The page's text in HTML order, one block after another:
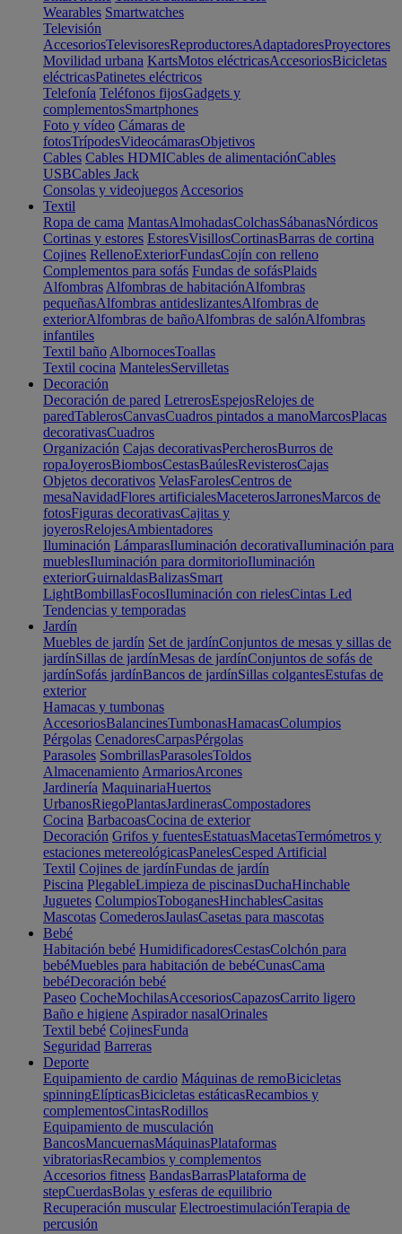
Wearables Smartwatches
Televisión
AccesoriosTelevisoresReproductoresAdaptadoresProyectores
Movilidad urbana KartsMotos eléctricasAccesoriosBicicletas
eléctricasPatinetes eléctricos
Telefonía Teléfonos fijosGadgets y
complementosSmartphones
Foto y vídeo Cámaras de
fotosTrípodesVideocámarasObjetivos
Cables Cables HDMICables de alimentaciónCables
USBCables Jack
Consolas y videojuegos Accesorios
Textil
Ropa de cama MantasAlmohadasColchasSábanasNórdicos
Cortinas y estores EstoresVisillosCortinasBarras de cortina
Cojines RellenoExteriorFundasCojín con relleno
Complementos para sofás Fundas de sofásPlaids
Alfombras Alfombras de habitaciónAlfombras
pequeñasAlfombras antideslizantesAlfombras de
exteriorAlfombras de bañoAlfombras de salónAlfombras
infantiles
Textil baño AlbornocesToallas
Textil cocina MantelesServilletas
Decoración
Decoración de pared LetrerosEspejosRelojes de
paredTablerosCanvasCuadros pintados a manoMarcosPlacas
decorativasCuadros
Organización Cajas decorativasPercherosBurros de
ropaJoyerosBiombosCestasBaúlesRevisterosCajas
Objetos decorativos VelasFarolesCentros de
mesaNavidadFlores artificialesMaceterosJarronesMarcos de
fotosFiguras decorativasCajitas y
joyerosRelojesAmbientadores
Iluminación LámparasIluminación decorativaIluminación para
mueblesIluminación para dormitorioIluminación
exteriorGuirnaldasBalizasSmart
LightBombillasFocosIluminación con rielesCintas Led
Tendencias y temporadas
Jardín
Muebles de jardín Set de jardínConjuntos de mesas y sillas de
jardínSillas de jardínMesas de jardínConjuntos de sofás de
jardínSofás jardínBancos de jardínSillas colgantesEstufas de
exterior
Hamacas y tumbonas
AccesoriosBalancinesTumbonasHamacasColumpios
Pérgolas CenadoresCarpasPérgolas
Parasoles SombrillasParasolesToldos
Almacenamiento ArmariosArcones
Jardinería MaquinariaHuertos
UrbanosRiegoPlantasJardinerasCompostadores
Cocina BarbacoasCocina de exterior
Decoración Grifos y fuentesEstatuasMacetasTermómetros y
estaciones metereológicasPanelesCesped Artificial
Textil Cojines de jardínFundas de jardín
Piscina PlegableLimpieza de piscinasDuchaHinchable
Juguetes ColumpiosToboganesHinchablesCasitas
Mascotas ComederosJaulasCasetas para mascotas
Bebé
Habitación bebé HumidificadoresCestasColchón para
bebéMuebles para habitación de bebéCunasCama
bebéDecoración bebé
Paseo CocheMochilasAccesoriosCapazosCarrito ligero
Baño e higiene Aspirador nasalOrinales
Textil bebé CojinesFunda
Seguridad Barreras
Deporte
Equipamiento de cardio Máquinas de remoBicicletas
spinningElípticasBicicletas estáticasRecambios y
complementosCintasRodillos
Equipamiento de musculación
BancosMancuernasMáquinasPlataformas
vibratoriasRecambios y complementos
Accesorios fitness BandasBarrasPlataforma de
stepCuerdasBolas y esferas de equilibrio
Recuperación muscular ElectroestimulaciónTerapia de
percusión